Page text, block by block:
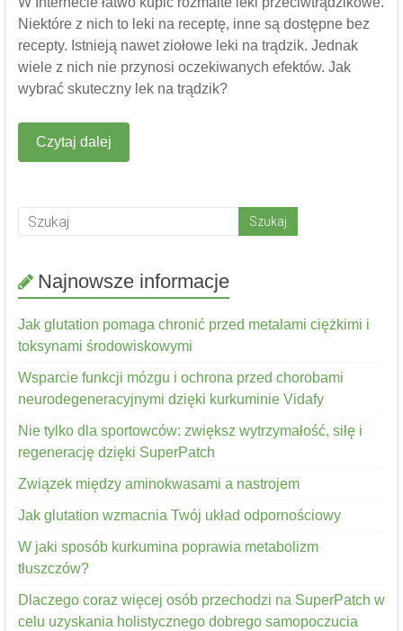
Niektóre z nich to leki na receptę, inne są dostępne bez
recepty. Istnieją nawet ziołowe leki na trądzik. Jednak
wiele z nich nie przynosi oczekiwanych efektów. Jak
wybrać skuteczny lek na trądzik?
Czytaj dalej
Najnowsze informacje
Jak glutation pomaga chronić przed metalami ciężkimi i
toksynami środowiskowymi
Wsparcie funkcji mózgu i ochrona przed chorobami
neurodegeneracyjnymi dzięki kurkuminie Vidafy
Nie tylko dla sportowców: zwiększ wytrzymałość, siłę i
regenerację dzięki SuperPatch
Związek między aminokwasami a nastrojem
Jak glutation wzmacnia Twój układ odpornościowy
W jaki sposób kurkumina poprawia metabolizm
tłuszczów?
Dlaczego coraz więcej osób przechodzi na SuperPatch w
celu uzyskania holistycznego dobrego samopoczucia